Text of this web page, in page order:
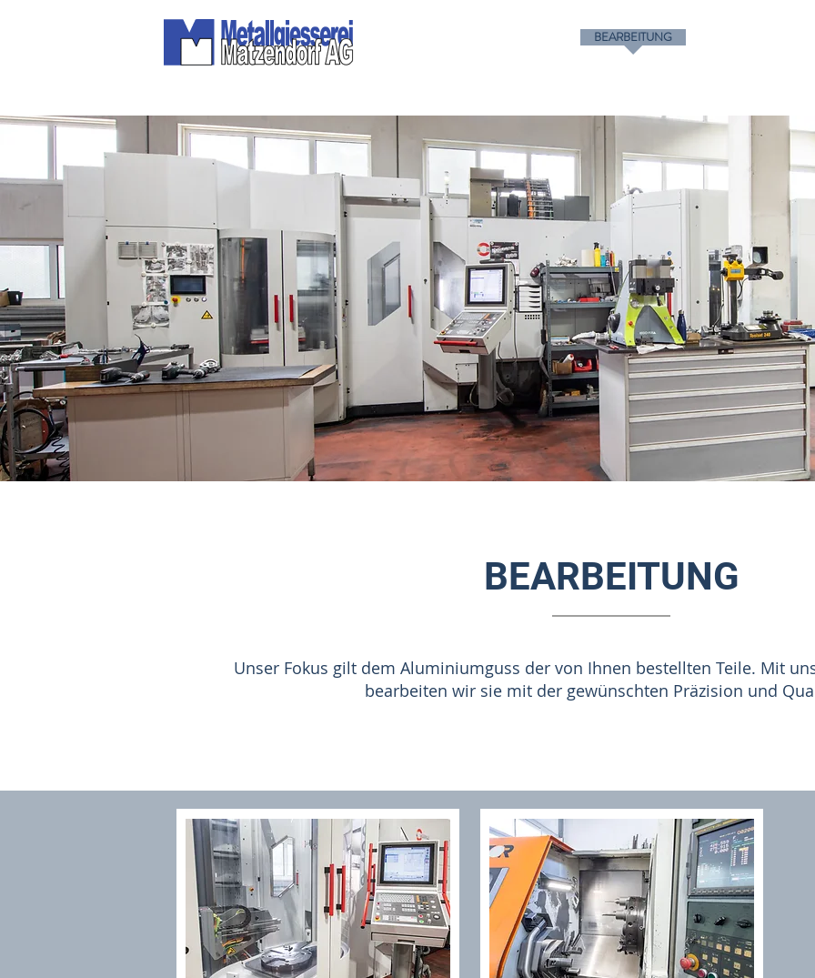
Ihr Alu-Profi
BEARBEITUNG
BEARBEITUNG
Unser Fokus gilt dem Aluminiumguss der von Ihnen bestellten Teile. Mit
bearbeiten wir sie mit der gewünschten Präzision und